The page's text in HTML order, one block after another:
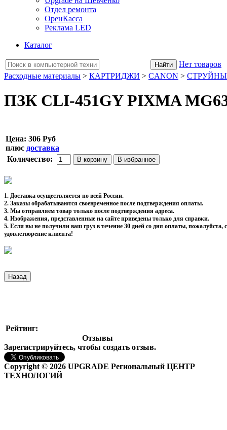
Отдел ремонта
ОренКасса
Реклама LED
Каталог
Нет товаров
Расходные материалы > КАРТРИДЖИ > CANON >
ПЗК CLI-451GY PIXMA
Цена: 306 Руб
плюс доставка
Количество:
1. Доставка осуществляется по всей России.
2. Заказы обрабатываются своевременное после подтверждения оплаты.
3. Мы отправляем товар только после подтверждения адреса.
4. Изображения, представленные на сайте приведены только для справки.
5. Если вы не получили ваш груз в течение 30 дней со дня оплаты,
удовлетворение клиента!
Рейтинг:
Отзывы
Зарегистрируйтесь, чтобы создать отзыв.
Copyright © 2026 UPGRADE Региональный ЦЕНТР
ТЕХНОЛОГИЙ